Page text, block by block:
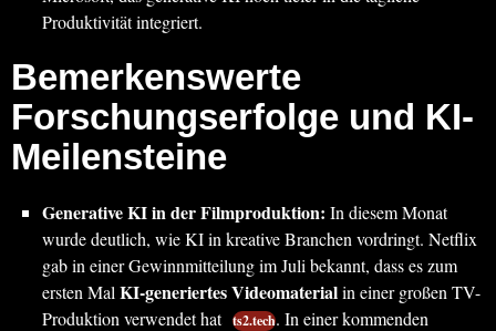
Produktivität integriert.
Bemerkenswerte
Forschungserfolge und KI-
Meilensteine
Generative KI in der Filmproduktion: In diesem Monat
wurde deutlich, wie KI in kreative Branchen vordringt. Netflix
gab in einer Gewinnmitteilung im Juli bekannt, dass es zum
ersten Mal KI-generiertes Videomaterialin einer großen TV-
Produktion verwendet hat ts2.tech. In einer kommenden